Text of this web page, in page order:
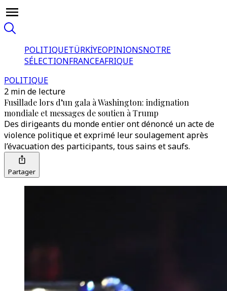
POLITIQUETÜRKİYEOPINIONSNOTRE
SÉLECTIONFRANCEAFRIQUE
POLITIQUE
2 min de lecture
Fusillade lors d’un gala à Washington: indignation
mondiale et messages de soutien à Trump
Des dirigeants du monde entier ont dénoncé un acte de
violence politique et exprimé leur soulagement après
l’évacuation des participants, tous sains et saufs.
Partager